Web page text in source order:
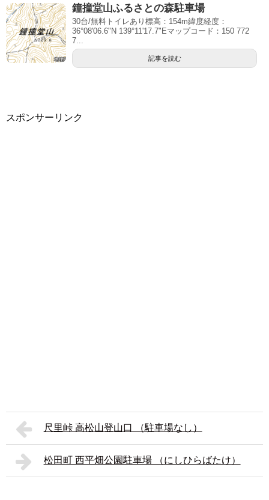
鐘撞堂山ふるさとの森駐車場
30台/無料トイレあり標高：154m緯度経度：
36°08'06.6"N 139°11'17.7"Eマップコード：150 772
7...
記事を読む
スポンサーリンク
尺里峠 高松山登山口 （駐車場なし）
松田町 西平畑公園駐車場 （にしひらばたけ）